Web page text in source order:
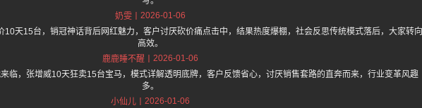
奶雯
2026-01-06
10天15台，销冠神话背后网红魅力，客户讨厌砍价痛点击中，结果热度爆棚，社会反思传统模式落后，大家转向
高效。
鹿鹿睡不醒
2026-01-06
临，张增威10天狂卖15台宝马，模式详解透明底牌，客户反馈省心，讨厌销售套路的直奔而来，行业变革风趣
多。
小仙儿
2026-01-06